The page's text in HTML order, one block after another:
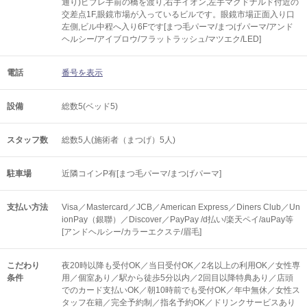
通り)ビブレ手前の橋を渡り,右手イオン,左手マクドナルド付近の
交差点1F,眼鏡市場が入っているビルです。眼鏡市場正面入り口
左側,ビル中程へ入り6Fです[まつ毛パーマ/まつげパーマ/アンド
ヘルシー/アイブロウ/フラットラッシュ/マツエク/LED]
電話 番号を表示
設備 総数5(ベッド5)
スタッフ数 総数5人(施術者（まつげ）5人)
駐車場 近隣コインP有[まつ毛パーマ/まつげパーマ]
支払い方法
Visa／Mastercard／JCB／American Express／Diners Club／Un
ionPay（銀聯）／Discover／PayPay /d払い/楽天ペイ/auPay等
[アンドヘルシー/カラーエクステ/眉毛]
こだわり
条件
夜20時以降も受付OK／当日受付OK／2名以上の利用OK／女性専
用／個室あり／駅から徒歩5分以内／2回目以降特典あり／店頭
でのカード支払いOK／朝10時前でも受付OK／年中無休／女性ス
タッフ在籍／完全予約制／指名予約OK／ドリンクサービスあり